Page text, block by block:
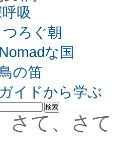
吸
ろぐ朝
な国
の笛
イドから学ぶ
て、さ